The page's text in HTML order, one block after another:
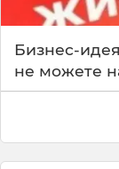
Бизнес-
не можете